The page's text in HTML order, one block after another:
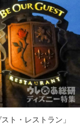
ト・レストラン」